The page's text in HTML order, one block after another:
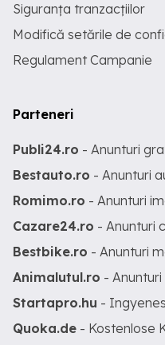
Siguranța tranzacțiilor
Modifică setările de
Regulament Campanie
Parteneri
Publi24.ro - Anunturi
Bestauto.ro - Anunturi
Romimo.ro - Anunturi
Cazare24.ro - Anunturi
Bestbike.ro - Anunturi
Animalutul.ro -
Startapro.hu -
Quoka.de - Kostenlose